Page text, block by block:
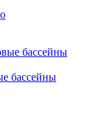
бассейны
бассейны